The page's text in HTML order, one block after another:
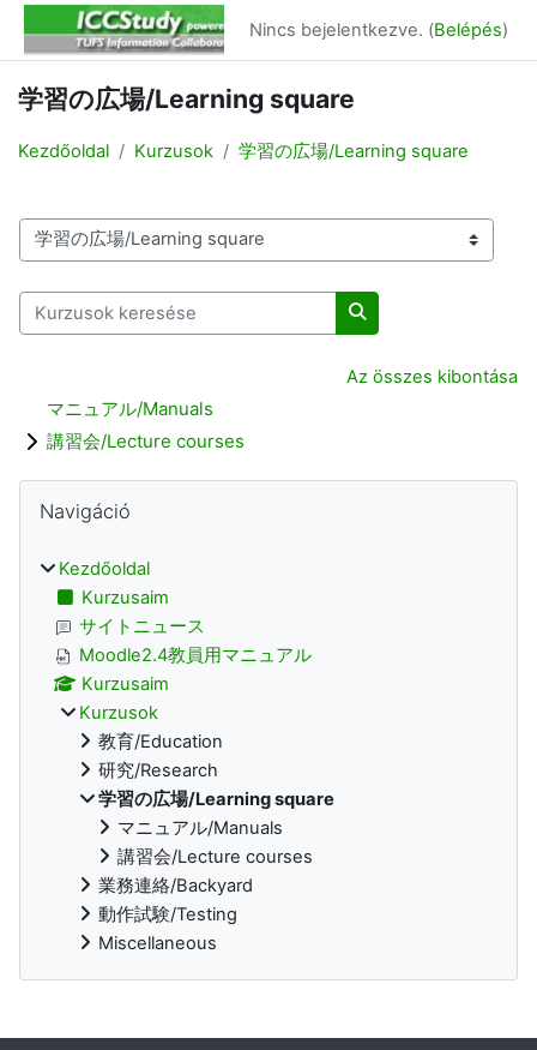
Tovább a fő tartalomhoz
Nincs bejelentkezve. (Belépés)
学習の広場/Learning square
Kezdőoldal Kurzusok 学習の広場/Learning square
Kurzuskategóriák
Kurzusok keresése
Kurzusok keresése
Az összes kibontása
マニュアル/Manuals
講習会/Lecture courses
Blokkok
Navigáció
Kezdőoldal
Kurzusaim
サイトニュース
Moodle2.4教員用マニュアル
Kurzusaim
Kurzusok
教育/Education
研究/Research
学習の広場/Learning square
マニュアル/Manuals
講習会/Lecture courses
業務連絡/Backyard
動作試験/Testing
Miscellaneous
Kiegészítő blokkok